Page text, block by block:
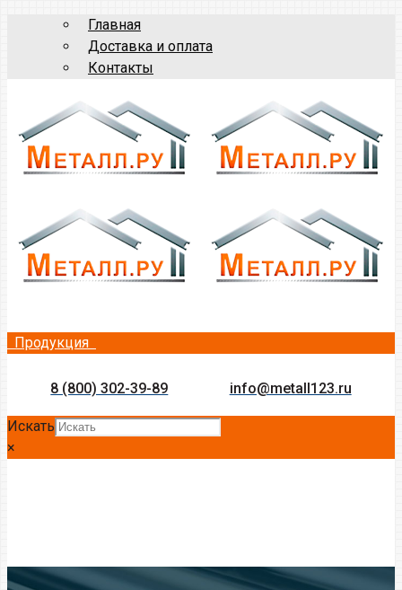
Главная
Доставка и оплата
Контакты
Продукция
8 (800) 302-39-89 info@metall123.ru
Искать
×